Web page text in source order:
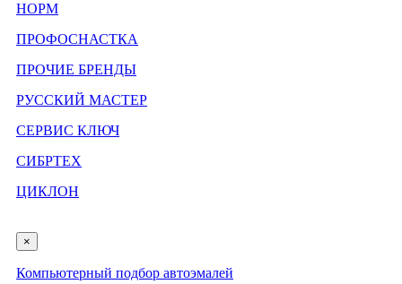
НОРМ
ПРОФОСНАСТКА
ПРОЧИЕ БРЕНДЫ
РУССКИЙ МАСТЕР
СЕРВИС КЛЮЧ
СИБРТЕХ
ЦИКЛОН
×
Компьютерный подбор автоэмалей